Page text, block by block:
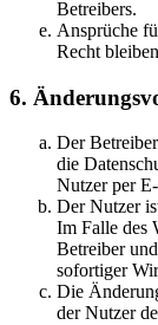
Betreibers.
Ansprüche
Recht
6.
Der
die
Nutzer per
Der Nutzer
Im Falle des
Betreiber
sofortiger
Die
der Nutzer